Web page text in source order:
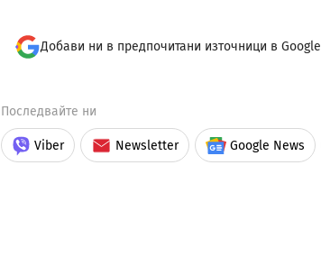
Добави ни в предпочитани източници в Google
Последвайте ни
Viber Newsletter Google News